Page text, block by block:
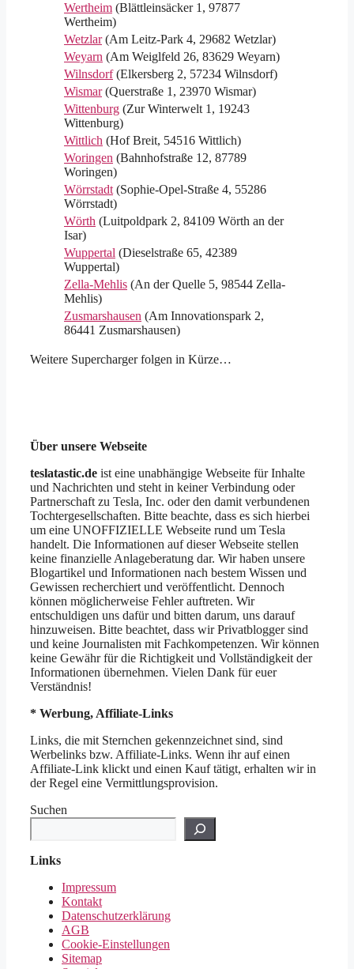
Wertheim (Blättleinsäcker 1, 97877
Wertheim)
Wetzlar(Am Leitz-Park 4, 29682 Wetzlar)
Weyarn (Am Weiglfeld 26, 83629 Weyarn)
Wilnsdorf(Elkersberg 2, 57234 Wilnsdorf)
Wismar(Querstraße 1, 23970 Wismar)
Wittenburg (Zur Winterwelt 1, 19243
Wittenburg)
Wittlich (Hof Breit, 54516 Wittlich)
Woringen (Bahnhofstraße 12, 87789
Woringen)
Wörrstadt (Sophie-Opel-Straße 4, 55286
Wörrstadt)
Wörth (Luitpoldpark 2, 84109 Wörth an der
Isar)
Wuppertal (Dieselstraße 65, 42389
Wuppertal)
Zella-Mehlis (An der Quelle 5, 98544 Zella-
Mehlis)
Zusmarshausen (Am Innovationspark 2,
86441 Zusmarshausen)
Weitere Supercharger folgen in Kürze…
Über unsere Webseite
teslatastic.de ist eine unabhängige Webseite für Inhalte
und Nachrichten und steht in keiner Verbindung oder
Partnerschaft zu Tesla, Inc. oder den damit verbundenen
Tochtergesellschaften. Bitte beachte, dass es sich hierbei
um eine UNOFFIZIELLE Webseite rund um Tesla
handelt. Die Informationen auf dieser Webseite stellen
keine finanzielle Anlageberatung dar. Wir haben unsere
Blogartikel und Informationen nach bestem Wissen und
Gewissen recherchiert und veröffentlicht. Dennoch
können möglicherweise Fehler auftreten. Wir
entschuldigen uns dafür und bitten darum, uns darauf
hinzuweisen. Bitte beachtet, dass wir Privatblogger sind
und keine Journalisten mit Fachkompetenzen. Wir können
keine Gewähr für die Richtigkeit und Vollständigkeit der
Informationen übernehmen. Vielen Dank für euer
Verständnis!
* Werbung, Affiliate-Links
Links, die mit Sternchen gekennzeichnet sind, sind
Werbelinks bzw. Affiliate-Links. Wenn ihr auf einen
Affiliate-Link klickt und einen Kauf tätigt, erhalten wir in
der Regel eine Vermittlungsprovision.
Suchen
Links
Impressum
Kontakt
Datenschutzerklärung
AGB
Cookie-Einstellungen
Sitemap